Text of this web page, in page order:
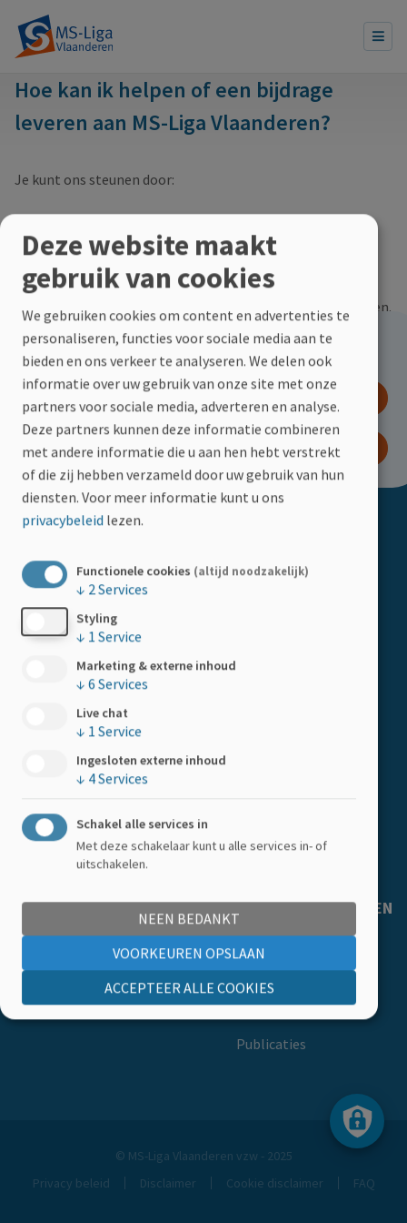
Hoe kan ik helpen of een bijdrage
leveren aan MS-Liga Vlaanderen?
Je kunt ons steunen door:
lidmaatschap;
deelname aan onze evenementen en acties;
je in te zetten als vrijwilliger in één van onze afdelingen.
Hoe kan jij helpen?
DOE EEN GIFT
WORD LID
Boemerangstraat 4, 3900 Pelt
Kalender
MS-LIGA VLAANDEREN
Over ons
Ons team
Onze vacatures
Publicaties
Footer
© MS-Liga Vlaanderen vzw - 2025
Privacy beleid
Disclaimer Cookie disclaimer FAQ
Deze website maakt
gebruik van cookies
We gebruiken cookies om content en advertenties te
personaliseren, functies voor sociale media aan te
bieden en ons verkeer te analyseren. We delen ook
informatie over uw gebruik van onze site met onze
partners voor sociale media, adverteren en analyse.
Deze partners kunnen deze informatie combineren
met andere informatie die u aan hen hebt verstrekt
of die zij hebben verzameld door uw gebruik van hun
diensten. Voor meer informatie kunt u ons
privacybeleid lezen.
Functionele cookies (altijd noodzakelijk)
↓ 2 Services
Styling
↓ 1 Service
Marketing & externe inhoud
↓ 6 Services
Live chat
↓ 1 Service
Ingesloten externe inhoud
↓ 4Services
Schakel alle services in
Met deze schakelaar kunt u alle services in- of
uitschakelen.
NEEN BEDANKT
VOORKEUREN OPSLAAN
ACCEPTEER ALLE COOKIES